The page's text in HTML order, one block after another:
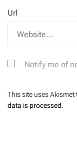
Url
Notify me of
This site uses
data is processed.